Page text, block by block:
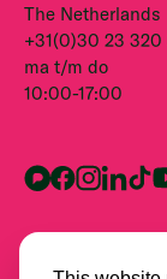
The Netherlands
+31(0)30 23 320
ma t/m do
10:00-17:00